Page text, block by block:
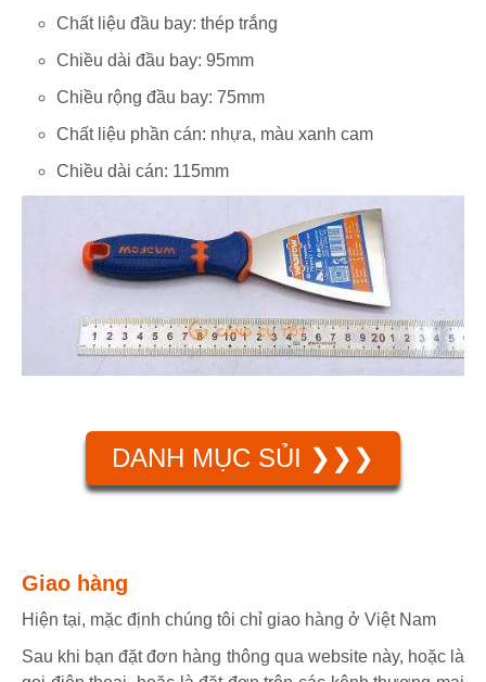
Chất liệu đầu bay: thép trắng
Chiều dài đầu bay: 95mm
Chiều rộng đầu bay: 75mm
Chất liệu phần cán: nhựa, màu xanh cam
Chiều dài cán: 115mm
DANH MỤC SỦI ❯❯❯
Giao hàng
Hiện tại, mặc định chúng tôi chỉ giao hàng ở Việt Nam
Sau khi bạn đặt đơn hàng thông qua website này, hoặc là